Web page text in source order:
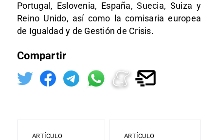
Portugal, Eslovenia, España, Suecia, Suiza y
Reino Unido, así como la comisaria europea
de Igualdad y de Gestión de Crisis.
Compartir
ARTÍCULO
ARTÍCULO